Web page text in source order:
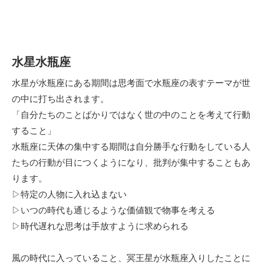
水星水瓶座
水星が水瓶座にある期間は思考面で水瓶座の表すテーマが世
の中に打ち出されます。
「自分たちのことばかりではなく世の中のことを考えて行動
すること」
水瓶座に天体の集中する期間は自分勝手な行動をしている人
たちの行動が目につくようになり、批判が集中することもあ
ります。
▷特定の人物に入れ込まない
▷いつの時代も通じるような価値観で物事を考える
▷時代遅れな思考は手放すように求められる
風の時代に入っていること、冥王星が水瓶座入りしたことに